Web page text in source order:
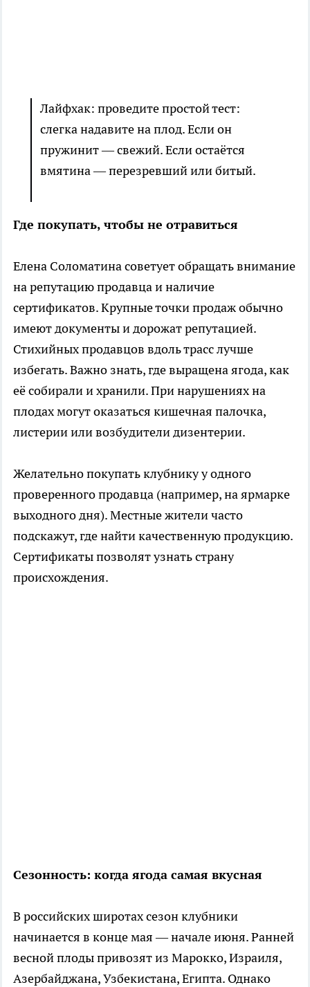
Лайфхак: проведите простой тест:
слегка надавите на плод. Если он
пружинит — свежий. Если остаётся
вмятина — перезревший или битый.
Где покупать, чтобы не отравиться
Елена Соломатина советует обращать внимание
на репутацию продавца и наличие
сертификатов. Крупные точки продаж обычно
имеют документы и дорожат репутацией.
Стихийных продавцов вдоль трасс лучше
избегать. Важно знать, где выращена ягода, как
её собирали и хранили. При нарушениях на
плодах могут оказаться кишечная палочка,
листерии или возбудители дизентерии.
Желательно покупать клубнику у одного
проверенного продавца (например, на ярмарке
выходного дня). Местные жители часто
подскажут, где найти качественную продукцию.
Сертификаты позволят узнать страну
происхождения.
Сезонность: когда ягода самая вкусная
В российских широтах сезон клубники
начинается в конце мая — начале июня. Ранней
весной плоды привозят из Марокко, Израиля,
Азербайджана, Узбекистана, Египта. Однако